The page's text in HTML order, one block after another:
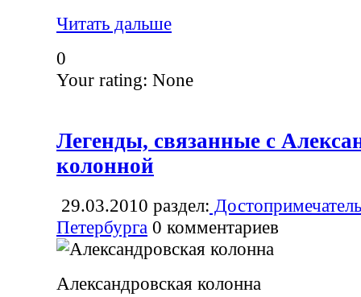
Читать дальше
0
Your rating: None
Легенды, связанные с
колонной
29.03.2010 раздел:
Петербурга 0 комментариев
Александровская колонна